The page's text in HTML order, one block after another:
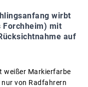
wirbt
Forchheim) mit
auf
weißer Markierfarbe
von Radfahrern